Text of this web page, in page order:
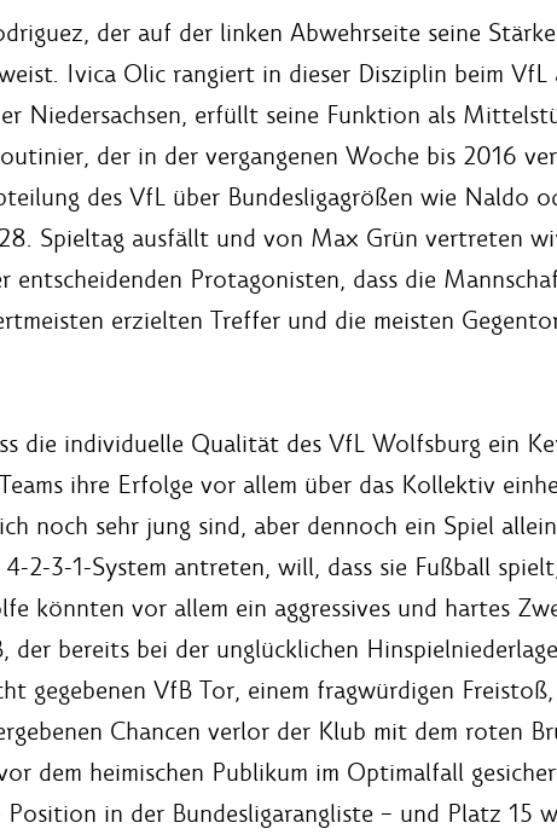
der auf der linken Abwehrseite seine
Ivica Olic rangiert in dieser Disziplin beim VfL
Niedersachsen, erfüllt seine Funktion als
der in der vergangenen Woche bis 2016
des VfL über Bundesligagrößen wie Naldo
Spieltag ausfällt und von Max Grün vertreten
Protagonisten, dass die
erzielten Treffer und die meisten
die individuelle Qualität des VfL Wolfsburg ein
ihre Erfolge vor allem über das Kollektiv
noch sehr jung sind, aber dennoch ein Spiel
2-3-1-System antreten, will, dass sie Fußball
könnten vor allem ein aggressives und hartes
bereits bei der unglücklichen
gegebenen VfB Tor, einem fragwürdigen
Chancen verlor der Klub mit dem roten
dem heimischen Publikum im Optimalfall
in der Bundesligarangliste – und Platz 15